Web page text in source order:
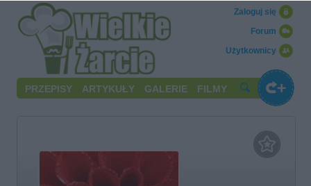
Użytkownicy
Forum
Zaloguj się
PRZEPISY ARTYKUŁY GALERIE FILMY